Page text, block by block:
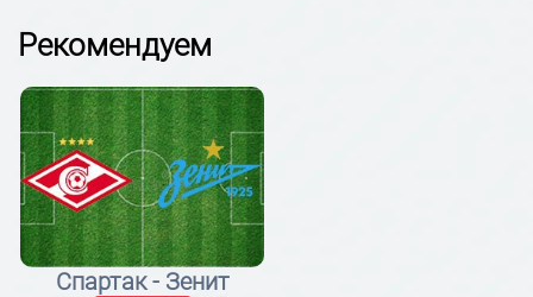
Рекомендуем
Спартак - Зенит